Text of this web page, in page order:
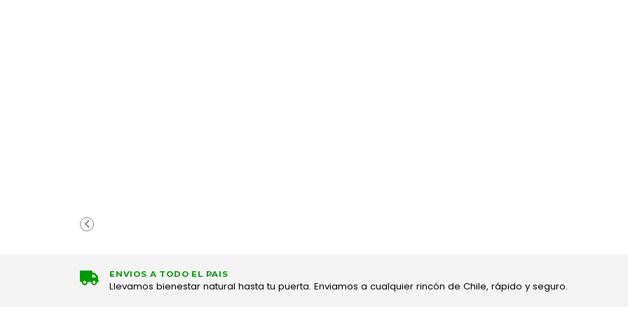
ENVIOS A TODO EL PAIS
Llevamos bienestar natural hasta tu puerta. Enviamos a cualquier rincón de Chile, rápido y seguro.